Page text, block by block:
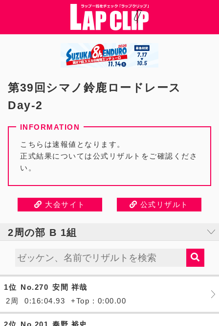
第39回シマノ鈴鹿ロードレース
Day-2
こちらは速報値となります。
正式結果については公式リザルトをご確認くださ
い。
大会サイト 公式リザルト
2周の部 B 1組
1位 No.270 安間 祥哉
2周
0:16:04.93 +Top : 0:00.00
2位 No.201 秦野 裕史